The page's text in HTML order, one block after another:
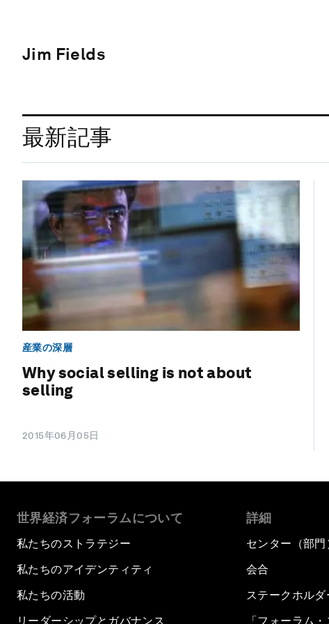
Jim Fields
最新記事
産業の深層
Why social selling is not about
selling
2015年06月05日
世界経済フォーラムについて
私たちのストラテジー
私たちのアイデンティティ
私たちの活動
リーダーシップとガバナンス
詳細
センター（部門
会合
ステークホル
「フォーラム